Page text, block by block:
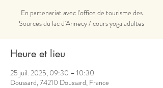
En partenariat avec l'office de tourisme des
Sources du lac d'Annecy / cours yoga adultes
Heure et lieu
25 juil. 2025, 09:30 – 10:30
Doussard, 74210 Doussard, France